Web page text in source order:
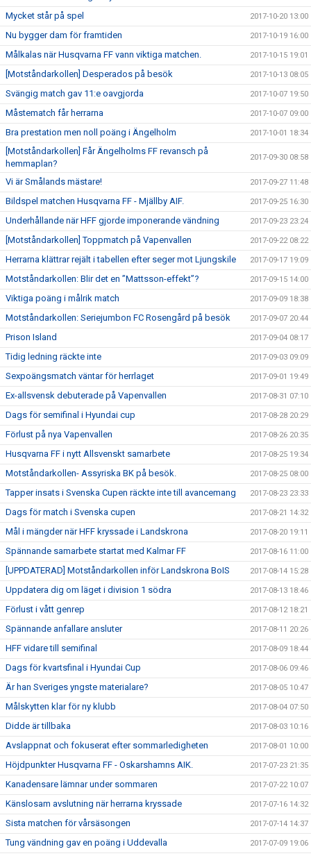
Mycket står på spel 2017-10-20 13:00
Nu bygger dam för framtiden 2017-10-19 16:00
Målkalas när Husqvarna FF vann viktiga matchen. 2017-10-15 19:01
[Motståndarkollen] Desperados på besök 2017-10-13 08:05
Svängig match gav 11:e oavgjorda 2017-10-07 19:50
Måstematch får herrarna 2017-10-07 09:00
Bra prestation men noll poäng i Ängelholm 2017-10-01 18:34
[Motståndarkollen] Får Ängelholms FF revansch på
hemmaplan?
2017-09-30 08:58
Vi är Smålands mästare! 2017-09-27 11:48
Bildspel matchen Husqvarna FF - Mjällby AIF. 2017-09-25 16:30
Underhållande när HFF gjorde imponerande vändning 2017-09-23 23:24
[Motståndarkollen] Toppmatch på Vapenvallen 2017-09-22 08:22
Herrarna klättrar rejält i tabellen efter seger mot Ljungskile 2017-09-17 19:09
Motståndarkollen: Blir det en ”Mattsson-effekt”? 2017-09-15 14:00
Viktiga poäng i målrik match 2017-09-09 18:38
Motståndarkollen: Seriejumbon FC Rosengård på besök 2017-09-07 20:44
Prison Island 2017-09-04 08:17
Tidig ledning räckte inte 2017-09-03 09:09
Sexpoängsmatch väntar för herrlaget 2017-09-01 19:49
Ex-allsvensk debuterade på Vapenvallen 2017-08-31 07:10
Dags för semifinal i Hyundai cup 2017-08-28 20:29
Förlust på nya Vapenvallen 2017-08-26 20:35
Husqvarna FF i nytt Allsvenskt samarbete 2017-08-25 19:34
Motståndarkollen- Assyriska BK på besök. 2017-08-25 08:00
Tapper insats i Svenska Cupen räckte inte till avancemang 2017-08-23 23:33
Dags för match i Svenska cupen 2017-08-21 14:32
Mål i mängder när HFF kryssade i Landskrona 2017-08-20 19:11
Spännande samarbete startat med Kalmar FF 2017-08-16 11:00
[UPPDATERAD] Motståndarkollen inför Landskrona BoIS 2017-08-14 15:28
Uppdatera dig om läget i division 1 södra 2017-08-13 18:46
Förlust i vått genrep 2017-08-12 18:21
Spännande anfallare ansluter 2017-08-11 20:26
HFF vidare till semifinal 2017-08-09 18:44
Dags för kvartsfinal i Hyundai Cup 2017-08-06 09:46
Är han Sveriges yngste materialare? 2017-08-05 10:47
Målskytten klar för ny klubb 2017-08-04 07:50
Didde är tillbaka 2017-08-03 10:16
Avslappnat och fokuserat efter sommarledigheten 2017-08-01 10:00
Höjdpunkter Husqvarna FF - Oskarshamns AIK. 2017-07-23 21:35
Kanadensare lämnar under sommaren 2017-07-22 10:07
Känslosam avslutning när herrarna kryssade 2017-07-16 14:32
Sista matchen för vårsäsongen 2017-07-14 14:37
Tung vändning gav en poäng i Uddevalla 2017-07-09 19:06